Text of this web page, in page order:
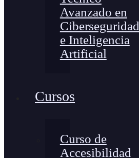
Avanzado en
Ciberseguridad
e Inteligencia
Artificial
Cursos
Curso de
Accesibilidad